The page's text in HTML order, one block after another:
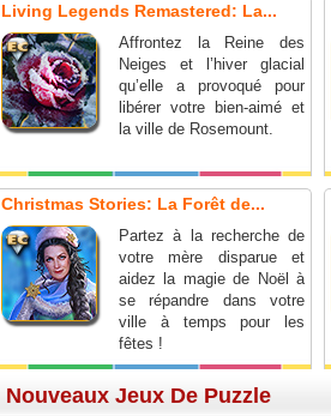
Living Legends Remastered: La...
Affrontez la Reine des
Neiges et l’hiver glacial
qu’elle a provoqué pour
libérer votre bien-aimé et
la ville de Rosemount.
Christmas Stories: La Forêt de...
Partez à la recherche de
votre mère disparue et
aidez la magie de Noël à
se répandre dans votre
ville à temps pour les
fêtes !
Nouveaux Jeux De Puzzle